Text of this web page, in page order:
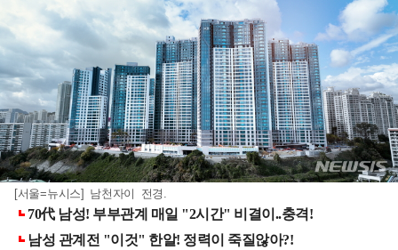
[서울=뉴시스] 남천자이 전경.